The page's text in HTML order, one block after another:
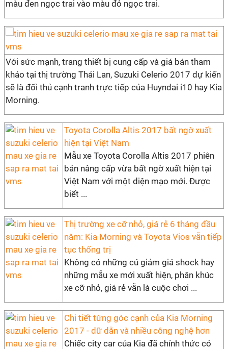
màu đen ngọc trai vào màu đỏ ngọc trai.
Với sức mạnh, trang thiết bị cung cấp và giá bán tham
khảo tại thị trường Thái Lan, Suzuki Celerio 2017 dự kiến
sẽ là đối thủ cạnh tranh trực tiếp của Huyndai i10 hay Kia
Morning.
Toyota Corolla Altis 2017 bất ngờ xuất
hiện tại Việt Nam
Mẫu xe Toyota Corolla Altis 2017 phiên
bản nâng cấp vừa bất ngờ xuất hiện tại
Việt Nam với một diện mạo mới. Được
biết ...
Thị trường xe cỡ nhỏ, giá rẻ 6 tháng đầu
năm: Kia Morning và Toyota Vios vẫn tiếp
tục thống trị
Không có những cú giảm giá shock hay
những mẫu xe mới xuất hiện, phân khúc
xe cỡ nhỏ, giá rẻ vẫn là cuộc chơi ...
Chi tiết từng góc cạnh của Kia Morning
2017 - dữ dằn và nhiều công nghệ hơn
Chiếc city car của Kia đã chính thức có